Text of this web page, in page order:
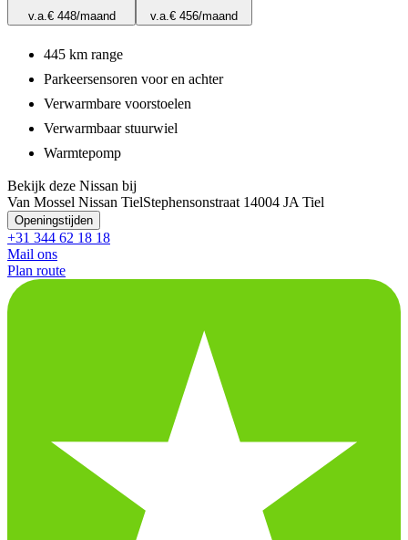
v.a.€ 448/maand
v.a.€ 456/maand
445 km range
Parkeersensoren voor en achter
Verwarmbare voorstoelen
Verwarmbaar stuurwiel
Warmtepomp
Bekijk deze Nissan bij
Van Mossel Nissan TielStephensonstraat 14004 JA Tiel
Openingstijden
+31 344 62 18 18
Mail ons
Plan route